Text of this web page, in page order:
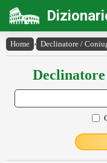
Home › Declinatore /